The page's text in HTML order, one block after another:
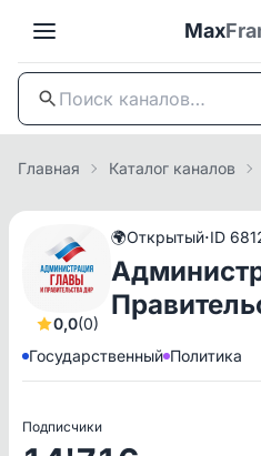
Max
Главная Каталог каналов
0,0(0)
🌍Открытый·ID
Государственный Политика
Подписчики